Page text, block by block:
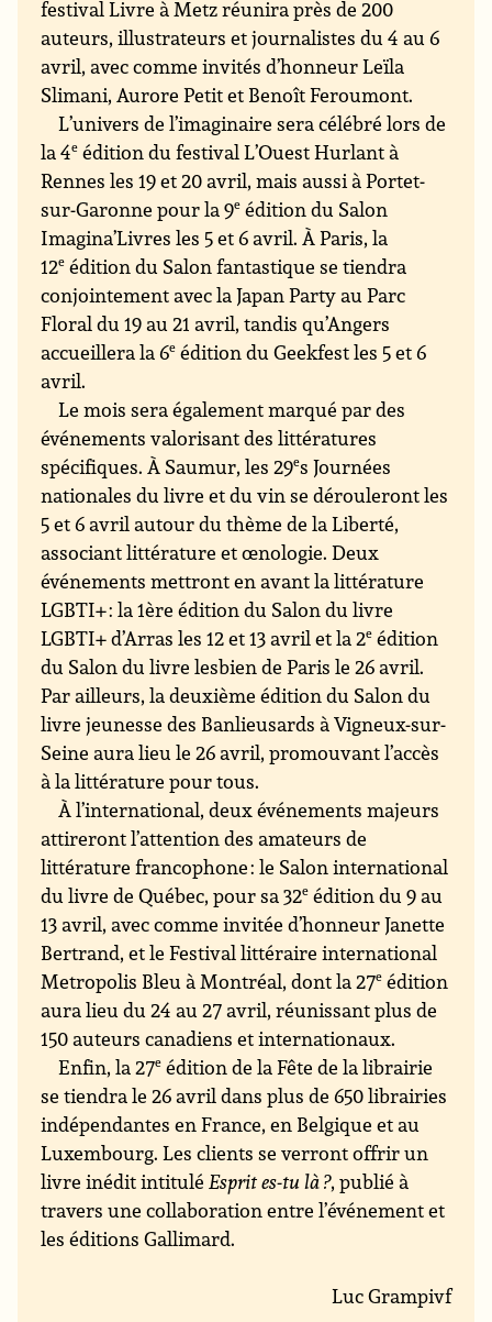
festival Livre à Metz réunira près de 200
auteurs, illustrateurs et journalistes du 4 au 6
avril, avec comme invités d’honneur Leïla
Slimani, Aurore Petit et Benoît Feroumont.
L’univers de l’imaginaire sera célébré lors de
la 4e édition du festival L’Ouest Hurlant à
Rennes les 19 et 20 avril, mais aussi à Portet-
sur-Garonne pour la 9e édition du Salon
Imagina’Livres les 5 et 6 avril. À Paris, la
12e édition du Salon fantastique se tiendra
conjointement avec la Japan Party au Parc
Floral du 19 au 21 avril, tandis qu’Angers
accueillera la 6e édition du Geekfest les 5 et 6
avril.
Le mois sera également marqué par des
événements valorisant des littératures
spécifiques. À Saumur, les 29es Journées
nationales du livre et du vin se dérouleront les
5 et 6 avril autour du thème de la Liberté,
associant littérature et œnologie. Deux
événements mettront en avant la littérature
LGBTI+ : la 1ère édition du Salon du livre
LGBTI+ d’Arras les 12 et 13 avril et la 2e édition
du Salon du livre lesbien de Paris le 26 avril.
Par ailleurs, la deuxième édition du Salon du
livre jeunesse des Banlieusards à Vigneux-sur-
Seine aura lieu le 26 avril, promouvant l’accès
à la littérature pour tous.
À l’international, deux événements majeurs
attireront l’attention des amateurs de
littérature francophone : le Salon international
du livre de Québec, pour sa 32e édition du 9 au
13 avril, avec comme invitée d’honneur Janette
Bertrand, et le Festival littéraire international
Metropolis Bleu à Montréal, dont la 27e édition
aura lieu du 24 au 27 avril, réunissant plus de
150 auteurs canadiens et internationaux.
Enfin, la 27e édition de la Fête de la librairie
se tiendra le 26 avril dans plus de 650 librairies
indépendantes en France, en Belgique et au
Luxembourg. Les clients se verront offrir un
livre inédit intituléEsprit es-tu là ?, publié à
travers une collaboration entre l’événement et
les éditions Gallimard.
Luc Grampivf